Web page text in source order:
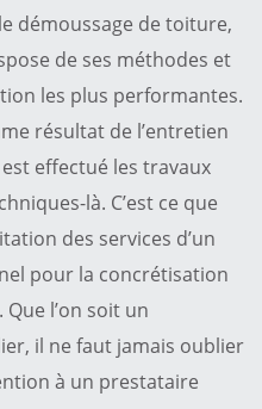
démoussage de toiture,
de ses méthodes et
les plus performantes.
résultat de l’entretien
effectué les travaux
là. C’est ce que
des services d’un
pour la concrétisation
l’on soit un
il ne faut jamais oublier
à un prestataire